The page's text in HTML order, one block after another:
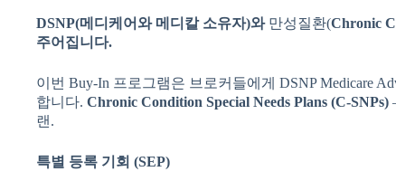
DSNP(메디케어와 메디칼 소유자)와만성질환(Chronic
주어집니다.
이번 Buy-In 프로그램은 브로커들에게 DSNP Medicare
합니다. Chronic Condition Special Needs Plans (C-SNPs)
랜.
특별 등록 기회 (SEP)